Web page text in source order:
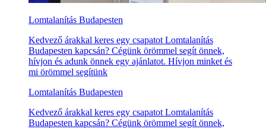
Lomtalanítás Budapesten
Kedvező árakkal keres egy csapatot Lomtalanítás
Budapesten kapcsán? Cégünk örömmel segít önnek,
hívjon és adunk önnek egy ajánlatot. Hívjon minket és
mi örömmel segítünk
Lomtalanítás Budapesten
Kedvező árakkal keres egy csapatot Lomtalanítás
Budapesten kapcsán? Cégünk örömmel segít önnek,